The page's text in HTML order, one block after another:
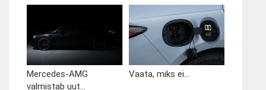
Mercedes-AMG
valmistab uut...
Vaata, miks ei...